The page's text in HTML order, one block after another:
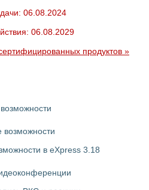
06.08.2024
06.08.2029
продуктов »
в eXpress 3.18